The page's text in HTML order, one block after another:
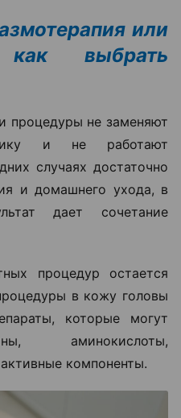
или
как выбрать
процедуры не заменяют
и не работают
случаях достаточно
и домашнего ухода, в
дает сочетание
процедур остается
в кожу головы
которые могут
аминокислоты,
компоненты.